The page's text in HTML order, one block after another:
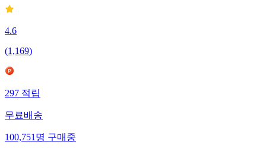
4.6
(1,169)
297적립
무료배송
100,751명구매중